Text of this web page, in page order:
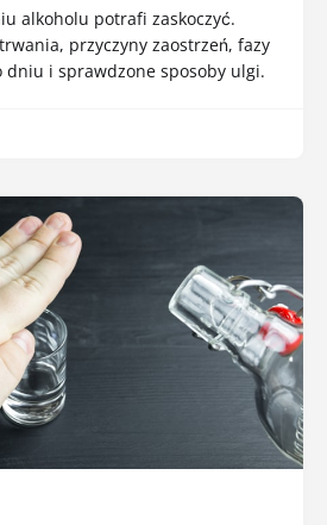
alkoholu potrafi zaskoczyć.
przyczyny zaostrzeń, fazy
i sprawdzone sposoby ulgi.